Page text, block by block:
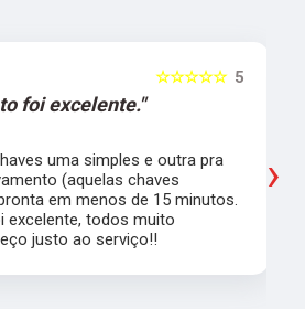
5
☆☆☆☆☆
foi excelente."
uma simples e outra pra
(aquelas chaves
em menos de 15 minutos.
excelente, todos muito
justo ao serviço!!
›